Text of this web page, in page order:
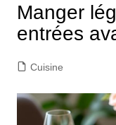
Manger
entrées
Cuisine